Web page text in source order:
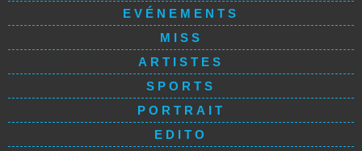
EVÉNEMENTS
MISS
ARTISTES
SPORTS
PORTRAIT
EDITO